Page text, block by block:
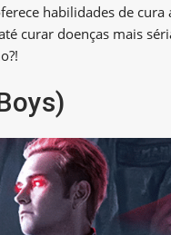
habilidades de
curar doenças mais